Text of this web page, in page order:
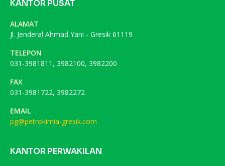
KANTOR PUSAT
ALAMAT
Jl. Jenderal Ahmad Yani - Gresik 61119
TELEPON
031-3981811, 3982100, 3982200
FAX
031-3981722, 3982272
EMAIL
pg@petrokimia-gresik.com
KANTOR PERWAKILAN